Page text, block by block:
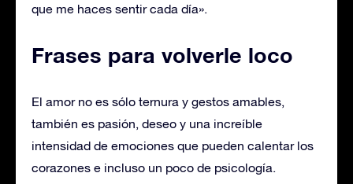
que me haces sentir cada día».
Frases para volverle loco
El amor no es sólo ternura y gestos amables,
también es pasión, deseo y una increíble
intensidad de emociones que pueden calentar los
corazones e incluso un poco de psicología.